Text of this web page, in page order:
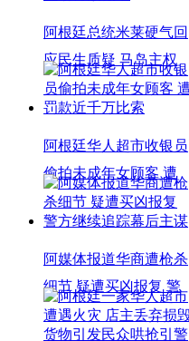
阿根廷总统米莱硬气回
应民生质疑 马岛主权
阿根廷华人超市收银员
偷拍未成年女顾客 遭
阿媒体报道华商遭枪杀
细节 疑遭买凶报复 警